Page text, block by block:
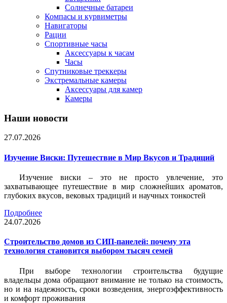
Солнечные батареи
Компасы и курвиметры
Навигаторы
Рации
Спортивные часы
Аксессуары к часам
Часы
Спутниковые треккеры
Экстремальные камеры
Аксессуары для камер
Камеры
Наши новости
27.07.2026
Изучение Виски: Путешествие в Мир Вкусов и Традиций
Изучение виски – это не просто увлечение, это
захватывающее путешествие в мир сложнейших ароматов,
глубоких вкусов, вековых традиций и научных тонкостей
Подробнее
24.07.2026
Строительство домов из СИП-панелей: почему эта
технология становится выбором тысяч семей
При выборе технологии строительства будущие
владельцы дома обращают внимание не только на стоимость,
но и на надежность, сроки возведения, энергоэффективность
и комфорт проживания